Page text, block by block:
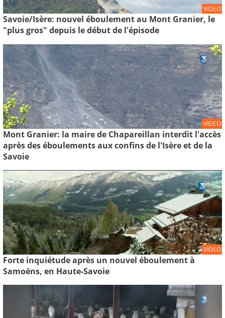
VIDEO
Savoie/Isère: nouvel éboulement au Mont Granier, le
"plus gros" depuis le début de l'épisode
VIDEO
Mont Granier: la maire de Chapareillan interdit l'accès
après des éboulements aux confins de l'Isère et de la
Savoie
VIDEO
Forte inquiétude après un nouvel éboulement à
Samoëns, en Haute-Savoie